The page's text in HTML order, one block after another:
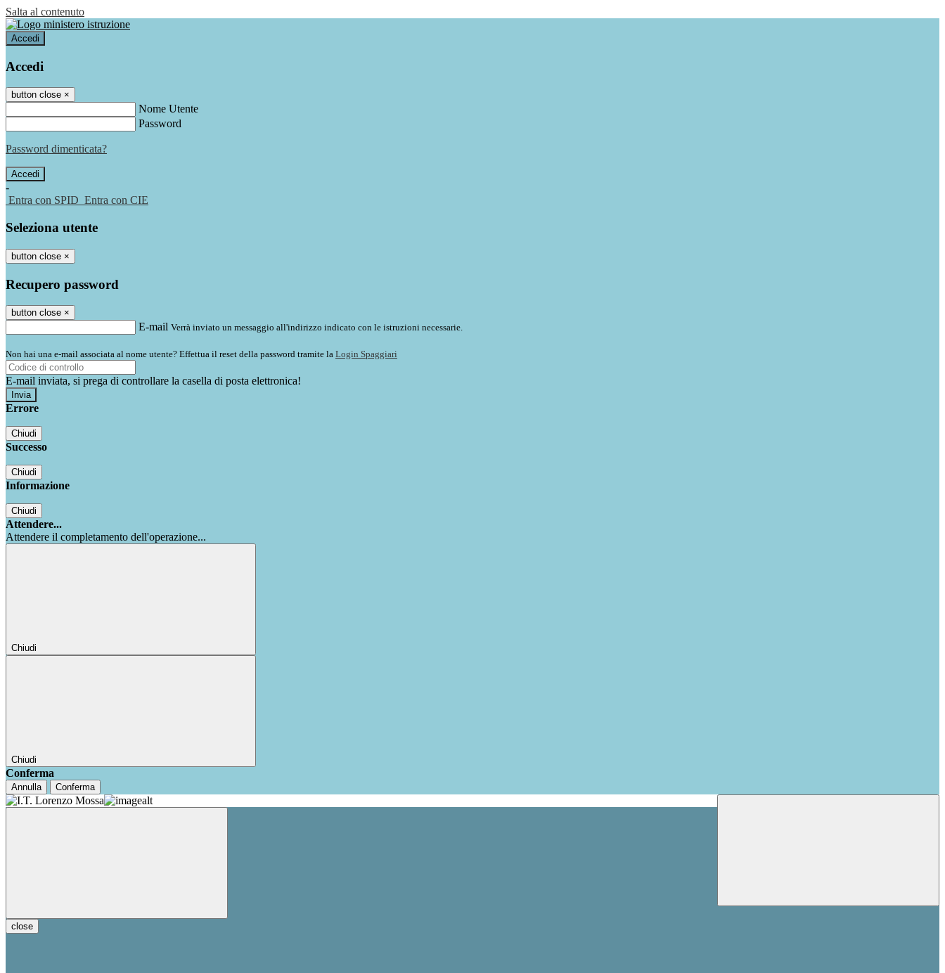
Salta al contenuto
Accedi
Accedi
button close ×
Nome Utente
Password
Password dimenticata?
-
Entra con SPID Entra con CIE
Seleziona utente
button close ×
Recupero password
button close ×
E-mail Verrà inviato un messaggio all'indirizzo indicato con le istruzioni necessarie.
Non hai una e-mail associata al nome utente? Effettua il reset della password tramite la Login Spaggiari
E-mail inviata, si prega di controllare la casella di posta elettronica!
Errore
Chiudi
Successo
Chiudi
Informazione
Chiudi
Attendere...
Attendere il completamento dell'operazione...
Chiudi
Chiudi
Conferma
Annulla Conferma
close